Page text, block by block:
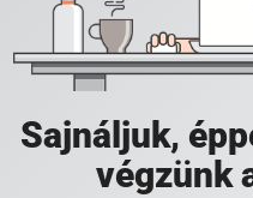
Sajnáljuk,
végzünk